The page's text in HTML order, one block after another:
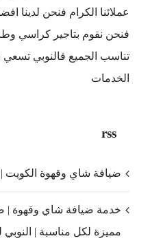
عملائنا الكرام فنحن لدينا
فنحن نقوم بتاجير كراسي
تناسب الجميع فالنوبي
الخدمات
rss
ضيافة شاي وقهوة الكويت |
خدمة ضيافة شاي وقهوة |
مميزة لكل مناسبة | النوبي